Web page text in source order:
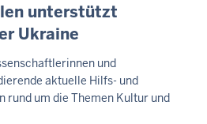
unterstützt
Ukraine
und
aktuelle Hilfs- und
rund um die Themen Kultur und